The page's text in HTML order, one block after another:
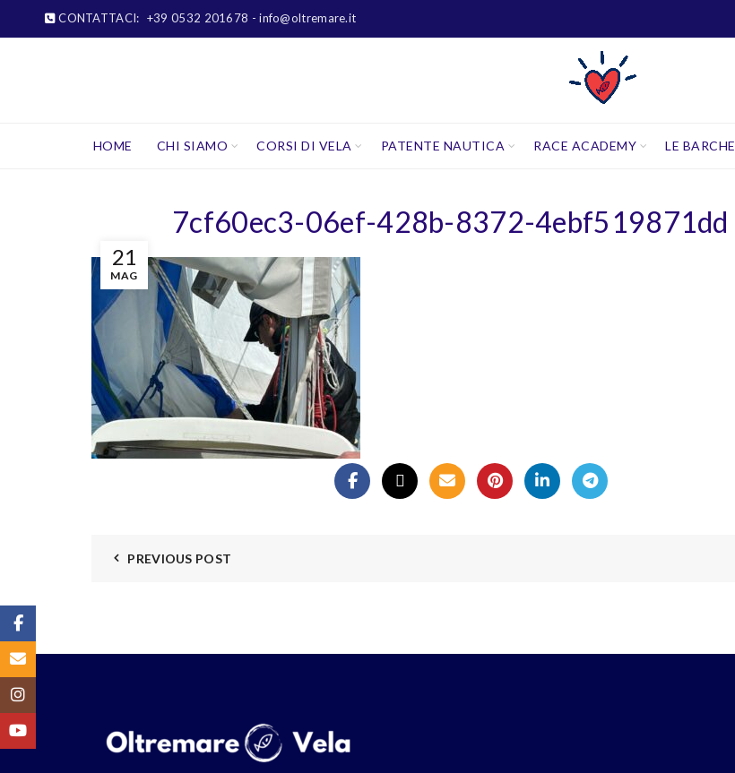
CONTATTACI: +39 0532 201678 - info@oltremare.it
HOME CHI SIAMO CORSI DI VELA PATENTE NAUTICA RACE ACADEMY LE BARCHE
21
MAG
7cf60ec3-06ef-428b-8372-4ebf519871dd
PREVIOUS POST
Email